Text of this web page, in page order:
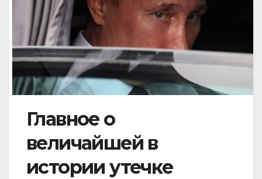
Главное о
величайшей в
истории утечке